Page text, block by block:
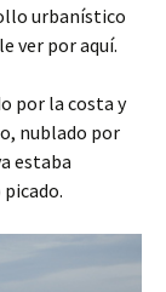
urbanístico
ver por aquí.
por la costa y
nublado por
estaba